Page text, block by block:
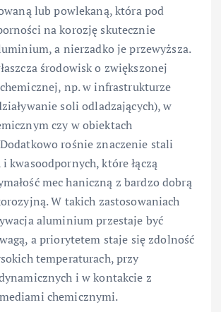
lub powlekaną, która pod
na korozję skutecznie
a nierzadko je przewyższa.
środowisk o zwiększonej
np. w infrastrukturze
soli odladzających), w
czy w obiektach
rośnie znaczenie stali
kwasoodpornych, które łączą
mec haniczną z bardzo dobrą
W takich zastosowaniach
aluminium przestaje być
a priorytetem staje się zdolność
temperaturach, przy
i w kontakcie z
chemicznymi.